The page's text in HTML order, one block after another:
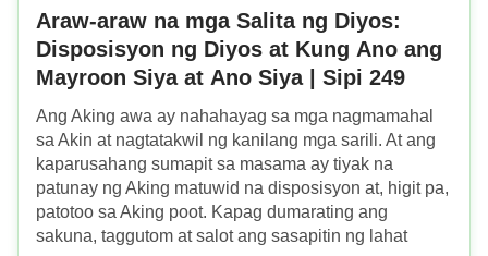
Araw-araw na mga Salita ng Diyos:
Disposisyon ng Diyos at Kung Ano ang
Mayroon Siya at Ano Siya | Sipi 249
Ang Aking awa ay nahahayag sa mga nagmamahal
sa Akin at nagtatakwil ng kanilang mga sarili. At ang
kaparusahang sumapit sa masama ay tiyak na
patunay ng Aking matuwid na disposisyon at, higit pa,
patotoo sa Aking poot. Kapag dumarating ang
sakuna, taggutom at salot ang sasapitin ng lahat